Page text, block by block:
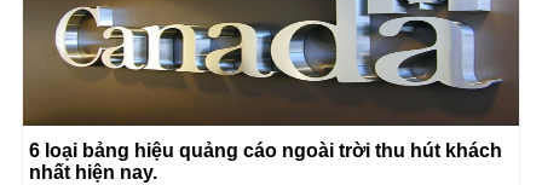
6 loại bảng hiệu quảng cáo ngoài trời thu hút khách
nhất hiện nay.